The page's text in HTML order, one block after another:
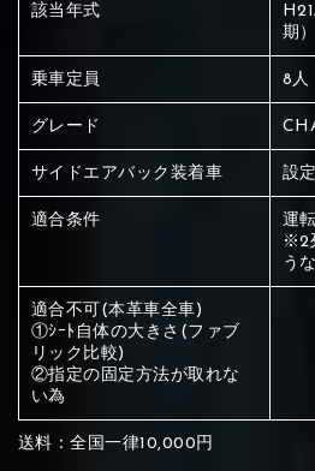
赤く塗られてい
ください
メイン生地は下記16種類からご選
赤く塗られてい
ー選択ください
該当年式
期）
乗車定員 8人
グレード
サイドエアバック装着車 設
適合条件
運
※2
う
適合不可(本革車全車)
①ｼｰﾄ自体の大きさ(ファブ
リック比較)
②指定の固定方法が取れな
い為
送料：全国一律10,000円